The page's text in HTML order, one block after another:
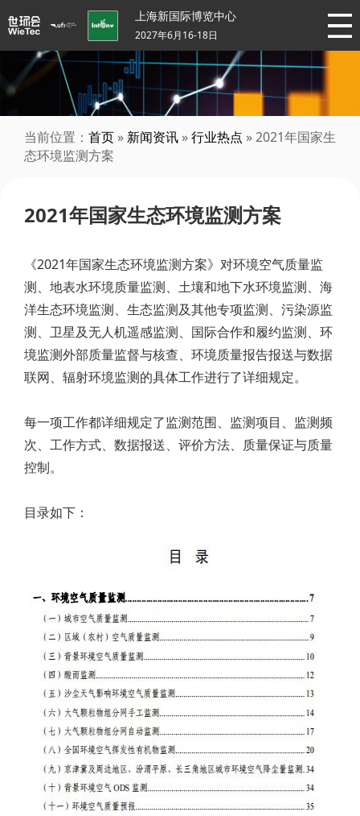
上海新国际博览中心
2027年6月16-18日
当前位置： 首页 » 新闻资讯 »行业热点 » 2021年国家生
态环境监测方案
2021年国家生态环境监测方案
《2021年国家生态环境监测方案》对环境空气质量监
测、地表水环境质量监测、土壤和地下水环境监测、海
洋生态环境监测、生态监测及其他专项监测、污染源监
测、卫星及无人机遥感监测、国际合作和履约监测、环
境监测外部质量监督与核查、环境质量报告报送与数据
联网、辐射环境监测的具体工作进行了详细规定。
每一项工作都详细规定了监测范围、监测项目、监测频
次、工作方式、数据报送、评价方法、质量保证与质量
控制。
目录如下：